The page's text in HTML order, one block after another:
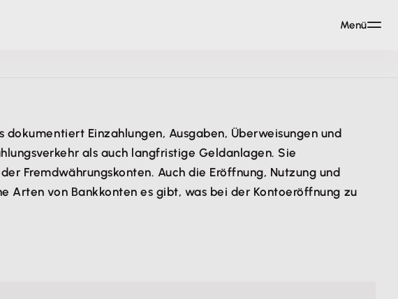
Einzahlungen, Ausgaben, Überweisungen und
als auch langfristige Geldanlagen. Sie
Fremdwährungskonten. Auch die Eröffnung, Nutzung und
Arten von Bankkonten es gibt, was bei der Kontoeröffnung zu
Menü